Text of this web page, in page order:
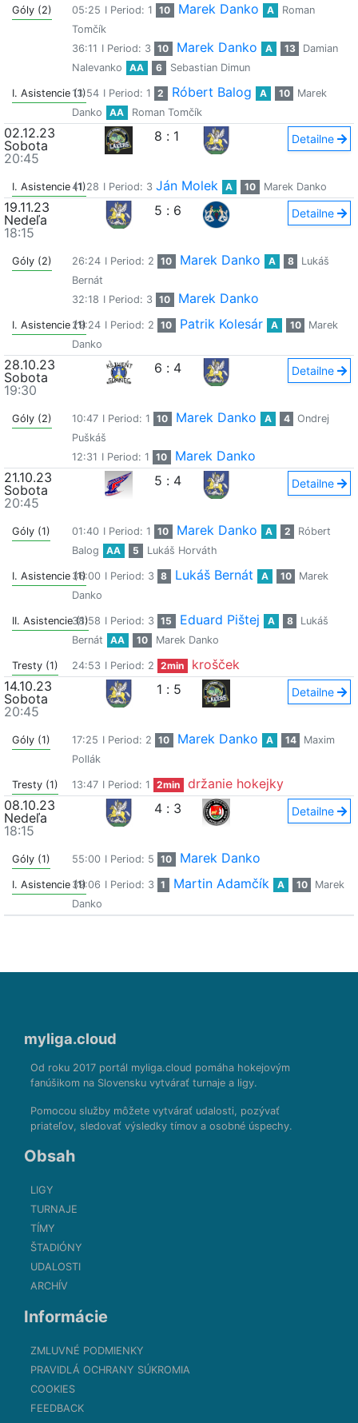
Góly (2) 05:25 I Period: 1 10 Marek Danko A
Roman
Tomčík
36:11 I Period: 3 10 Marek Danko A 13
Damian
Nalevanko
AA 6 Sebastian Dimun
I. Asistencie (1)13:54 I Period: 1 2 Róbert Balog A 10
Marek
Danko
AA Roman Tomčík
02.12.23
Sobota
20:45
8 : 1 Detailne
I. Asistencie (1)41:28 I Period: 3 Ján Molek A 10 Marek Danko
19.11.23
Nedeľa
18:15
5 : 6 Detailne
Góly (2) 26:24 I Period: 2 10 Marek Danko A 8
Lukáš
Bernát
32:18 I Period: 3 10 Marek Danko
I. Asistencie (1)29:24 I Period: 2 10 Patrik Kolesár A 10
Marek
Danko
28.10.23
Sobota
19:30
6 : 4 Detailne
Góly (2) 10:47 I Period: 1 10 Marek Danko A 4
Ondrej
Puškáš
12:31 I Period: 1 10
Marek Danko
21.10.23
Sobota
20:45
5 : 4 Detailne
Góly (1) 01:40 I Period: 1 10 Marek Danko A 2
Róbert
Balog
AA 5 Lukáš Horváth
I. Asistencie (1)36:00 I Period: 3 8 Lukáš Bernát A 10
Marek
Danko
II. Asistencie (1)
38:58 I Period: 3 15 Eduard Pištej A 8
Lukáš
Bernát
AA 10 Marek Danko
Tresty (1) 24:53 I Period: 2 2min
krošček
14.10.23
Sobota
20:45
1 : 5 Detailne
Góly (1) 17:25 I Period: 2 10 Marek Danko A 14
Maxim
Pollák
Tresty (1) 13:47 I Period: 1 2min
držanie hokejky
08.10.23
Nedeľa
18:15
4 : 3 Detailne
Góly (1) 55:00 I Period: 5 10 Marek Danko
I. Asistencie (1)39:06 I Period: 3 1 Martin Adamčík A 10
Marek
Danko
myliga.cloud
Od roku 2017 portál myliga.cloud pomáha hokejovým
fanúšikom na Slovensku vytvárať turnaje a ligy.
Pomocou služby môžete vytvárať udalosti, pozývať
priateľov, sledovať výsledky tímov a osobné úspechy.
Obsah
LIGY
TURNAJE
TÍMY
ŠTADIÓNY
UDALOSTI
ARCHÍV
Informácie
ZMLUVNÉ PODMIENKY
PRAVIDLÁ OCHRANY SÚKROMIA
COOKIES
FEEDBACK